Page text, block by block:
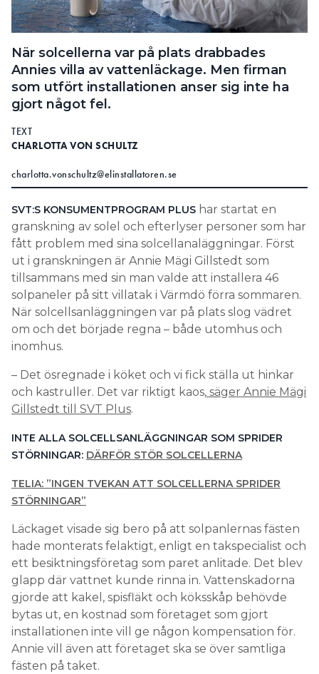
Personuppgifter
SEARCH
När solcellerna var på plats drabbades
Annies villa av vattenläckage. Men firman
som utfört installationen anser sig inte ha
gjort något fel.
TEXT
CHARLOTTA VON SCHULTZ
charlotta.vonschultz@elinstallatoren.se
SVT:S KONSUMENTPROGRAM PLUS har startat en
granskning av solel och efterlyser personer som har
fått problem med sina solcellanaläggningar. Först
ut i granskningen är Annie Mägi Gillstedt som
tillsammans med sin man valde att installera 46
solpaneler på sitt villatak i Värmdö förra sommaren.
När solcellsanläggningen var på plats slog vädret
om och det började regna – både utomhus och
inomhus.
– Det ösregnade i köket och vi fick ställa ut hinkar
och kastruller. Det var riktigt kaos, säger Annie Mägi
Gillstedt till SVT Plus.
INTE ALLA SOLCELLSANLÄGGNINGAR SOM SPRIDER
STÖRNINGAR: DÄRFÖR STÖR SOLCELLERNA
TELIA: ”INGEN TVEKAN ATT SOLCELLERNA SPRIDER
STÖRNINGAR”
Läckaget visade sig bero på att solpanlernas fästen
hade monterats felaktigt, enligt en takspecialist och
ett besiktningsföretag som paret anlitade. Det blev
glapp där vattnet kunde rinna in. Vattenskadorna
gjorde att kakel, spisfläkt och köksskåp behövde
bytas ut, en kostnad som företaget som gjort
installationen inte vill ge någon kompensation för.
Annie vill även att företaget ska se över samtliga
fästen på taket.